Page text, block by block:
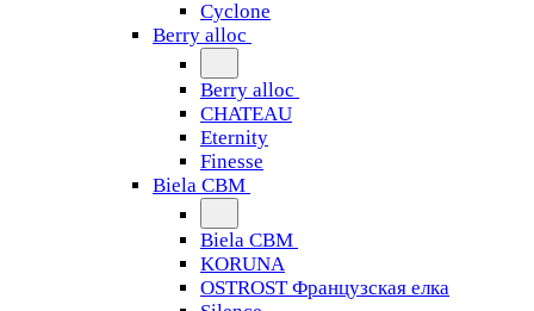
Сyclone
Berry alloc
Berry alloc
CHATEAU
Eternity
Finesse
Biela CBM
Biela CBM
KORUNA
OSTROST Французская елка